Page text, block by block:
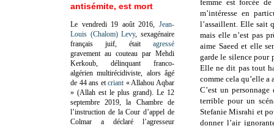
femme est forcée
m’intéresse en
l’assaillent. Elle sait
mais elle n’est pas
aime Saeed et elle
garde le silence pour
Elle ne dit pas tout
comme cela qu’elle a
C’est un
terrible pour un
Stefanie Misrahi et
donner l’air
antisémite, est mort
Le vendredi 19 août 2016, Jean-
Louis (Chalom) Levy, sexagénaire
français juif, était agressé
gravement au couteau par Mehdi
Kerkoub, délinquant franco-
algérien multirécidiviste, alors âgé
de 44 ans etcriant « Allahou Aqbar
» (Allah est le plus grand). Le 12
septembre 2019, la Chambre de
l’instruction de la Cour d’appel de
Colmar a déclaré l’agresseur